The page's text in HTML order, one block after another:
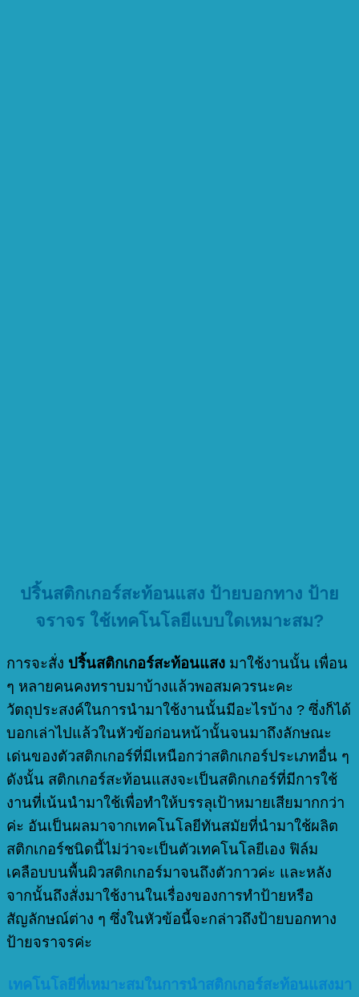
ปริ้นสติกเกอร์สะท้อนแสง ป้ายบอกทาง ป้าย
จราจร ใช้เทคโนโลยีแบบใดเหมาะสม?
การจะสั่ง ปริ้นสติกเกอร์สะท้อนแสง มาใช้งานนั้น เพื่อน
ๆ หลายคนคงทราบมาบ้างแล้วพอสมควรนะคะ
วัตถุประสงค์ในการนำมาใช้งานนั้นมีอะไรบ้าง ? ซึ่งก็ได้
บอกเล่าไปแล้วในหัวข้อก่อนหน้านั้นจนมาถึงลักษณะ
เด่นของตัวสติกเกอร์ที่มีเหนือกว่าสติกเกอร์ประเภทอื่น ๆ
ดังนั้น สติกเกอร์สะท้อนแสงจะเป็นสติกเกอร์ที่มีการใช้
งานที่เน้นนำมาใช้เพื่อทำให้บรรลุเป้าหมายเสียมากกว่า
ค่ะ อันเป็นผลมาจากเทคโนโลยีทันสมัยที่นำมาใช้ผลิต
สติกเกอร์ชนิดนี้ไม่ว่าจะเป็นตัวเทคโนโลยีเอง ฟิล์ม
เคลือบบนพื้นผิวสติกเกอร์มาจนถึงตัวกาวค่ะ และหลัง
จากนั้นถึงสั่งมาใช้งานในเรื่องของการทำป้ายหรือ
สัญลักษณ์ต่าง ๆ ซึ่งในหัวข้อนี้จะกล่าวถึงป้ายบอกทาง
ป้ายจราจรค่ะ
เทคโนโลยีที่เหมาะสมในการนำสติกเกอร์สะท้อนแสงมา